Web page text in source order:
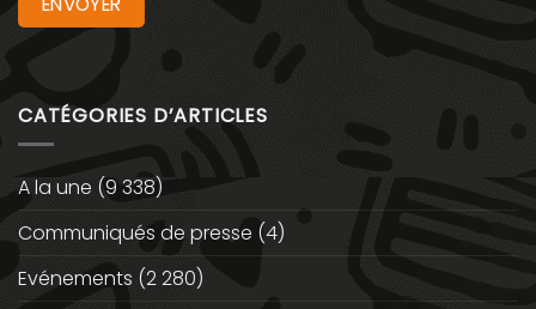
CATÉGORIES D’ARTICLES
A la une (9 338)
Communiqués de presse (4)
Evénements (2 280)